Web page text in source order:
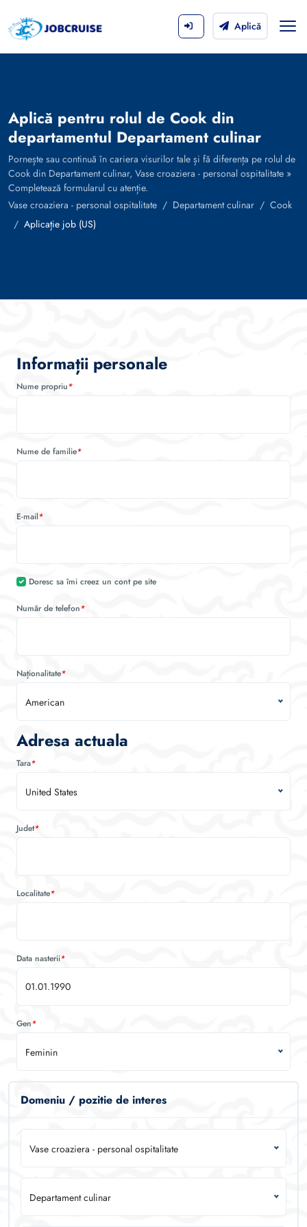
Aplică
Aplică pentru rolul de Cook din
departamentul Departament culinar
Pornește sau continuă în cariera visurilor tale și fă diferența pe rolul de
Cook din Departament culinar, Vase croaziera - personal ospitalitate »
Completează formularul cu atenție.
Vase croaziera - personal ospitalitate
Departament culinar
Cook
Aplicație job (US)
Informații personale
Nume propriu*
Nume de familie*
E-mail*
Doresc sa îmi creez un cont pe site
Număr de telefon*
Naționalitate*
American
Adresa actuala
Tara*
United States
Judet*
Localitate*
Data nasterii*
Gen*
Feminin
Domeniu / pozitie de interes
Vase croaziera - personal ospitalitate
Departament culinar